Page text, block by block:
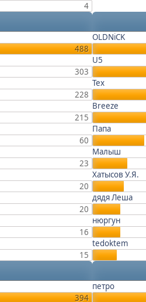
4
488
303
228
215
60
23
20
20
16
15
OLDNiCK
U5
Tex
Breeze
Папа
Малыш
Хатысов У.Я.
дядя Леша
нюргун
tedoktem
394
петро